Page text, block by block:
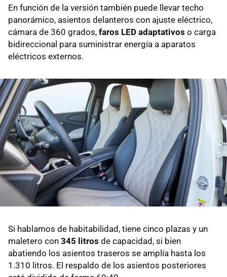
En función de la versión también puede llevar techo
panorámico, asientos delanteros con ajuste eléctrico,
cámara de 360 grados, faros LED adaptativos o carga
bidireccional para suministrar energía a aparatos
eléctricos externos.
Si hablamos de habitabilidad, tiene cinco plazas y un
maletero con 345 litros de capacidad, si bien
abatiendo los asientos traseros se amplía hasta los
1.310 litros. El respaldo de los asientos posteriores